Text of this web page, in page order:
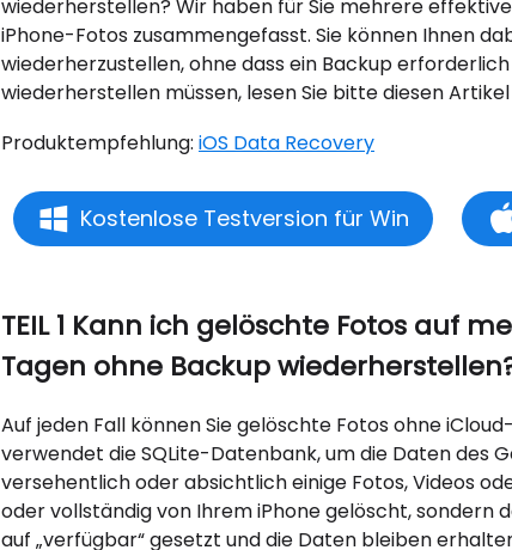
wiederherstellen? Wir haben für Sie mehrere
iPhone-Fotos zusammengefasst. Sie können Ihnen
wiederherzustellen, ohne dass ein Backup
wiederherstellen müssen, lesen Sie bitte diesen
Produktempfehlung: iOS Data Recovery
Kostenlose Testversion für Win
TEIL 1 Kann ich gelöschte Fotos auf
Tagen ohne Backup
Auf jeden Fall können Sie gelöschte Fotos ohne
verwendet die SQLite-Datenbank, um die Daten des
versehentlich oder absichtlich einige Fotos, Videos
oder vollständig von Ihrem iPhone gelöscht,
auf „verfügbar“ gesetzt und die Daten bleiben